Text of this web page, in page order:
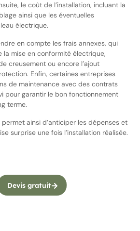
le coût de l’installation, incluant la
ainsi que les éventuelles
électrique.
en compte les frais annexes, qui
la mise en conformité électrique,
creusement ou encore l’ajout
Enfin, certaines entreprises
de maintenance avec des contrats
pour garantir le bon fonctionnement
terme.
ainsi d’anticiper les dépenses et
surprise une fois l’installation réalisée.
Devis gratuit